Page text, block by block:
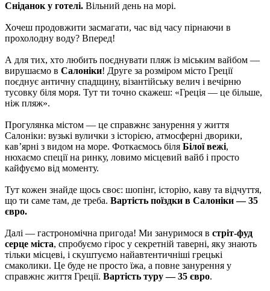
Сніданок у готелі. Вільний день на морі.
Хочеш продовжити засмагати, час від часу пірнаючи в
прохолодну воду? Вперед!
А для тих, хто любить поєднувати пляж із міським вайбом —
вирушаємо в Салоніки! Друге за розміром місто Греції
поєднує античну спадщину, візантійську велич і вечірню
тусовку біля моря. Тут ти точно скажеш: «Греція — це більше,
ніж пляж».
Прогулянка містом — це справжнє занурення у життя
Салоніки: вузькі вулички з історією, атмосферні дворики,
кав’ярні з видом на море. Фоткаємось біля Білої вежі,
нюхаємо спеції на ринку, ловимо місцевий вайб і просто
кайфуємо від моменту.
Тут кожен знайде щось своє: шопінг, історію, каву та відчуття,
що ти саме там, де треба. Вартість поїздки в Салоніки — 35
євро.
Далі — гастрономічна пригода! Ми зануримося в стріт-фуд
серце міста, спробуємо гірос у секретній таверні, яку знають
тільки місцеві, і скуштуємо найавтентичніші грецькі
смаколики. Це буде не просто їжа, а повне занурення у
справжнє життя Греції. Вартість туру — 35 євро.